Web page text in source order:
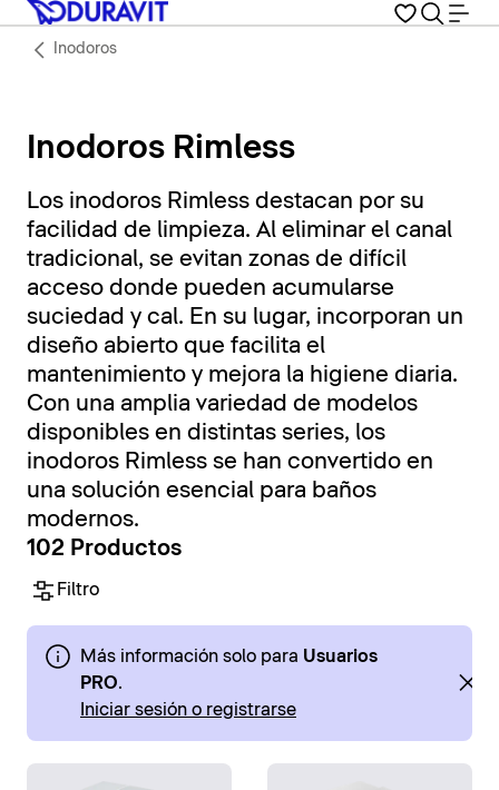
Inodoros
Inodoros Rimless
Los inodoros Rimless destacan por su
facilidad de limpieza. Al eliminar el canal
tradicional, se evitan zonas de difícil
acceso donde pueden acumularse
suciedad y cal. En su lugar, incorporan un
diseño abierto que facilita el
mantenimiento y mejora la higiene diaria.
Con una amplia variedad de modelos
disponibles en distintas series, los
inodoros Rimless se han convertido en
una solución esencial para baños
modernos.
102 Productos
Filtro
Más información solo para Usuarios
PRO.
Iniciar sesión o registrarse